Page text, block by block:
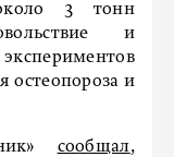
3 тонн
и
остеопороза и
сообщал,